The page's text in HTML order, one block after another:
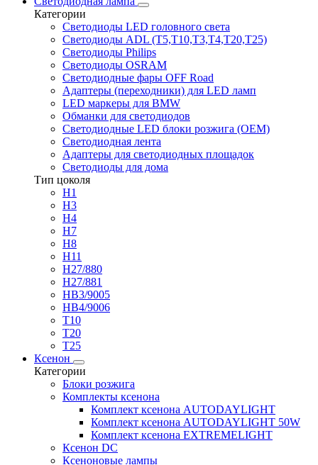
Категории
Светодиоды LED головного света
Светодиоды ADL (T5,T10,T3,T4,T20,T25)
Светодиоды Philips
Светодиоды OSRAM
Светодиодные фары OFF Road
Адаптеры (переходники) для LED ламп
LED маркеры для BMW
Обманки для светодиодов
Светодиодные LED блоки розжига (OEM)
Светодиодная лента
Адаптеры для светодиодных площадок
Светодиоды для дома
Тип цоколя
H1
H3
H4
H7
H8
H11
H27/880
H27/881
HB3/9005
HB4/9006
T10
T20
T25
Ксенон
Категории
Блоки розжига
Комплекты ксенона
Комплект ксенона AUTODAYLIGHT
Комплект ксенона AUTODAYLIGHT 50W
Комплект ксенона EXTREMELIGHT
Ксенон DC
Ксеноновые лампы